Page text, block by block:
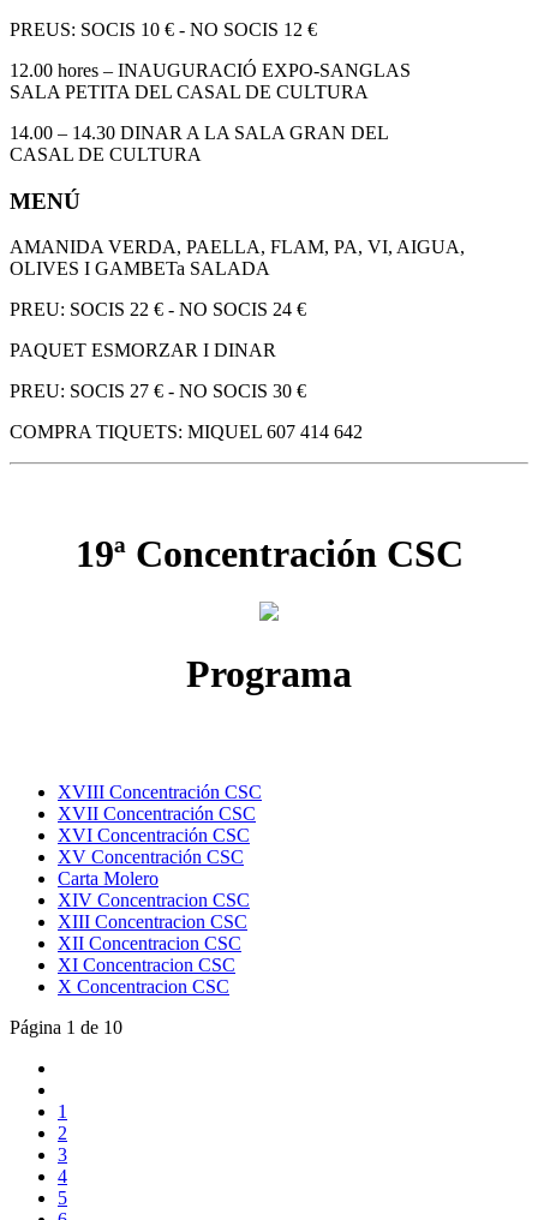
PREUS: SOCIS 10 € - NO SOCIS 12 €
12.00 hores – INAUGURACIÓ EXPO-SANGLAS
SALA PETITA DEL CASAL DE CULTURA
14.00 – 14.30 DINAR A LA SALA GRAN DEL
CASAL DE CULTURA
MENÚ
AMANIDA VERDA, PAELLA, FLAM, PA, VI, AIGUA,
OLIVES I GAMBETa SALADA
PREU: SOCIS 22 € - NO SOCIS 24 €
PAQUET ESMORZAR I DINAR
PREU: SOCIS 27 € - NO SOCIS 30 €
COMPRA TIQUETS: MIQUEL 607 414 642
19ª Concentración CSC
Programa
XVIII Concentración CSC
XVII Concentración CSC
XVI Concentración CSC
XV Concentración CSC
Carta Molero
XIV Concentracion CSC
XIII Concentracion CSC
XII Concentracion CSC
XI Concentracion CSC
X Concentracion CSC
Página 1 de 10
1
2
3
4
5